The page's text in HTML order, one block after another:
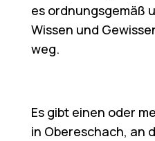
es ordnungsgemäß
Wissen und
weg.
Es gibt einen oder
in Obereschach, an